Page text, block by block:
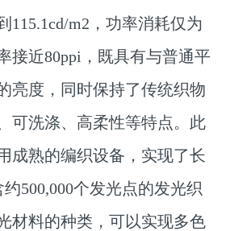
115.1cd/m2，功率消耗仅为
接近80ppi，既具有与普通平
亮度，同时保持了传统织物
可洗涤、高柔性等特点。此
成熟的编织设备，实现了长
500,000个发光点的发光织
材料的种类，可以实现多色